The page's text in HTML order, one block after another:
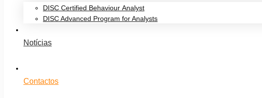
DISC Certified Behaviour Analyst
DISC Advanced Program for Analysts
Notícias
Contactos